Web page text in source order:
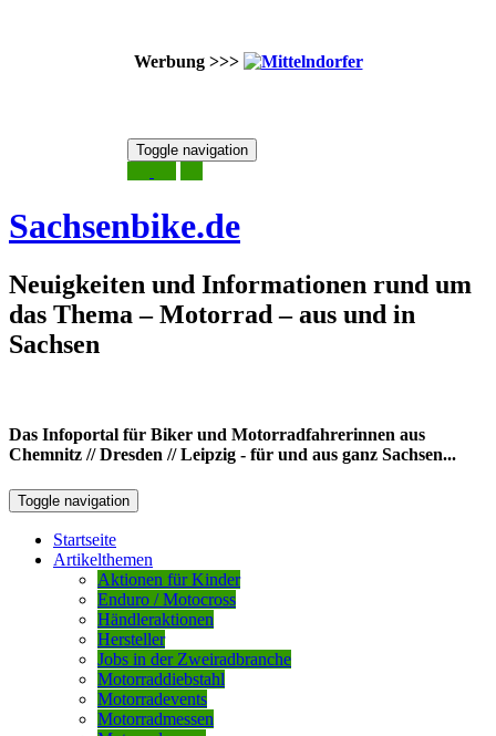
Werbung >>>
Toggle navigation
Sachsenbike.de
Neuigkeiten und Informationen rund um
das Thema – Motorrad – aus und in
Sachsen
Das Infoportal für Biker und Motorradfahrerinnen aus
Chemnitz // Dresden // Leipzig - für und aus ganz Sachsen...
Toggle navigation
Startseite
Artikelthemen
Aktionen für Kinder
Enduro / Motocross
Händleraktionen
Hersteller
Jobs in der Zweiradbranche
Motorraddiebstahl
Motorradevents
Motorradmessen